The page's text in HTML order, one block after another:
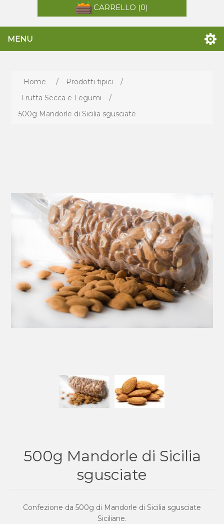
CARRELLO (0)
MENU
Home / Prodotti tipici
/
Frutta Secca e Legumi
/
500g Mandorle di Sicilia sgusciate
500g Mandorle di Sicilia
sgusciate
Confezione da 500g di Mandorle di Sicilia sgusciate
Siciliane.